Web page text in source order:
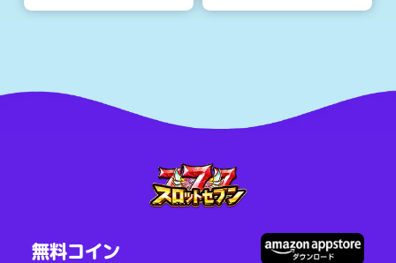
無料コイン